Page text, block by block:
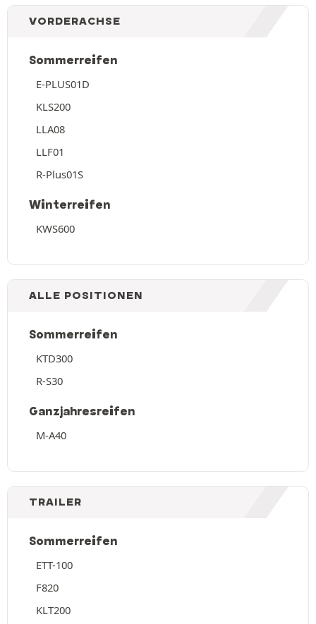
VORDERACHSE
Sommerreifen
E-PLUS01D
KLS200
LLA08
LLF01
R-Plus01S
Winterreifen
KWS600
ALLE POSITIONEN
Sommerreifen
KTD300
R-S30
Ganzjahresreifen
M-A40
TRAILER
Sommerreifen
ETT-100
F820
KLT200